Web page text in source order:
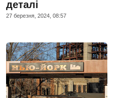
деталі
27 березня, 2024, 08:57